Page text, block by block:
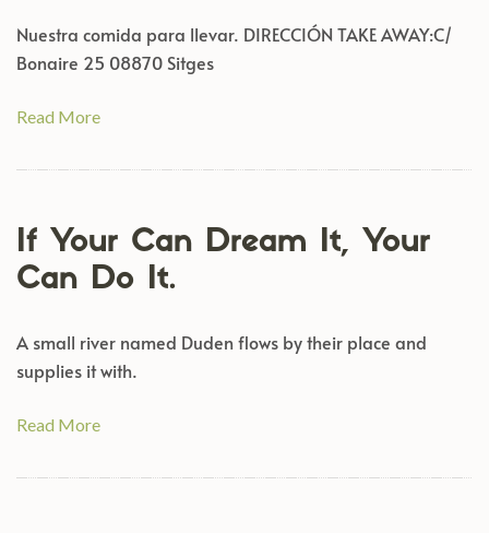
Nuestra comida para llevar. DIRECCIÓN TAKE AWAY:C/
Bonaire 25 08870 Sitges
Read More
If Your Can Dream It, Your
Can Do It.
A small river named Duden flows by their place and
supplies it with.
Read More